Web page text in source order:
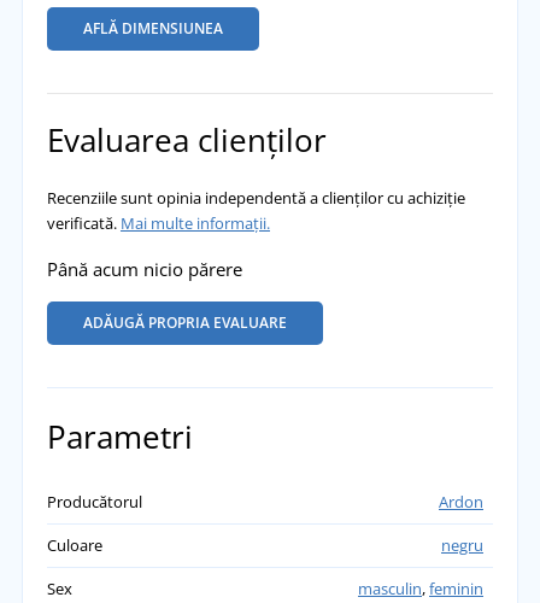
AFLĂ DIMENSIUNEA
Evaluarea clienților
Recenziile sunt opinia independentă a clienților cu achiziție
verificată. Mai multe informații.
Până acum nicio părere
ADĂUGĂ PROPRIA EVALUARE
Parametri
Producătorul
Ardon
Culoare
negru
Sex
masculin,feminin